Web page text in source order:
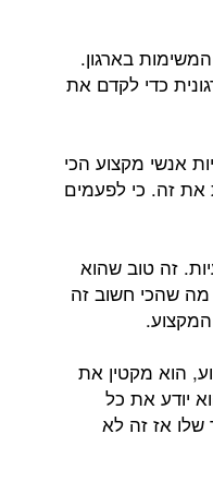
בארגון.
כדי לקדם את
אנשי מקצוע הכי
את זה. כי לפעמים
זה טוב שהוא
מה שהכי חשוב זה
הוא מקטין את
יודע את כל
אז זה לא